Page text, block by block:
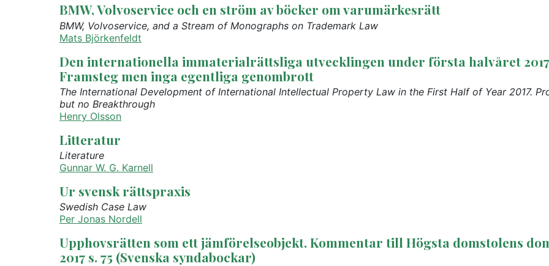
BMW, Volvoservice och en ström av böcker om varumärkesrätt
BMW, Volvoservice, and a Stream of Monographs on Trademark Law
Mats Björkenfeldt
Den internationella immaterialrättsliga utvecklingen under första halvåret
Framsteg men inga egentliga genombrott
The International Development of International Intellectual Property Law in the First Half of Year 2017.
but no Breakthrough
Henry Olsson
Litteratur
Literature
Gunnar W. G. Karnell
Ur svensk rättspraxis
Swedish Case Law
Per Jonas Nordell
Upphovsrätten som ett jämförelseobjekt. Kommentar till Högsta domstolens
2017 s. 75 (Svenska syndabockar)